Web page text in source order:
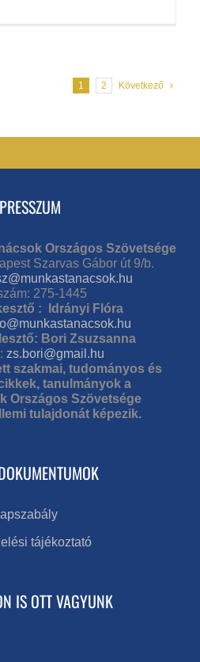
1 2 Következő
Országos Szövetsége
Szarvas Gábor út 9/b.
275-1445
: Idrányi Flóra
Bori Zsuzsanna
zs.bori@gmail.hu
szakmai, tudományos és
tanulmányok a
Országos Szövetsége
tulajdonát képezik.
tájékoztató
IS OTT VAGYUNK